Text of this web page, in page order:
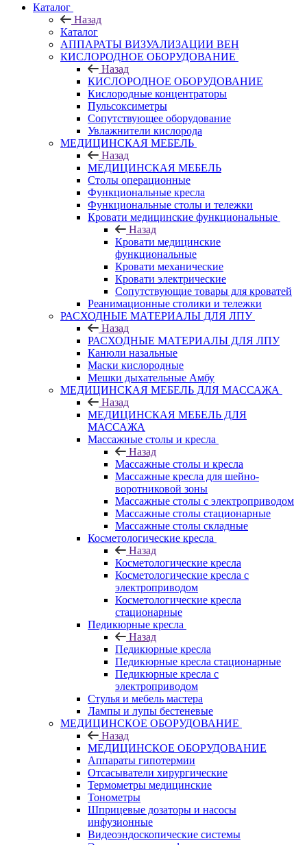
Каталог
Назад
Каталог
АППАРАТЫ ВИЗУАЛИЗАЦИИ ВЕН
КИСЛОРОДНОЕ ОБОРУДОВАНИЕ
Назад
КИСЛОРОДНОЕ ОБОРУДОВАНИЕ
Кислородные концентраторы
Пульсоксиметры
Сопутствующее оборудование
Увлажнители кислорода
МЕДИЦИНСКАЯ МЕБЕЛЬ
Назад
МЕДИЦИНСКАЯ МЕБЕЛЬ
Столы операционные
Функциональные кресла
Функциональные столы и тележки
Кровати медицинские функциональные
Назад
Кровати медицинские
функциональные
Кровати механические
Кровати электрические
Сопутствующие товары для кроватей
Реанимационные столики и тележки
РАСХОДНЫЕ МАТЕРИАЛЫ ДЛЯ ЛПУ
Назад
РАСХОДНЫЕ МАТЕРИАЛЫ ДЛЯ ЛПУ
Канюли назальные
Маски кислородные
Мешки дыхательные Амбу
МЕДИЦИНСКАЯ МЕБЕЛЬ ДЛЯ МАССАЖА
Назад
МЕДИЦИНСКАЯ МЕБЕЛЬ ДЛЯ
МАССАЖА
Массажные столы и кресла
Назад
Массажные столы и кресла
Массажные кресла для шейно-
воротниковой зоны
Массажные столы с электроприводом
Массажные столы стационарные
Массажные столы складные
Косметологические кресла
Назад
Косметологические кресла
Косметологические кресла с
электроприводом
Косметологические кресла
стационарные
Педикюрные кресла
Назад
Педикюрные кресла
Педикюрные кресла стационарные
Педикюрные кресла с
электроприводом
Стулья и мебель мастера
Лампы и лупы бестеневые
МЕДИЦИНСКОЕ ОБОРУДОВАНИЕ
Назад
МЕДИЦИНСКОЕ ОБОРУДОВАНИЕ
Аппараты гипотермии
Отсасыватели хирургические
Термометры медицинские
Тонометры
Шприцевые дозаторы и насосы
инфузионные
Видеоэндоскопические системы